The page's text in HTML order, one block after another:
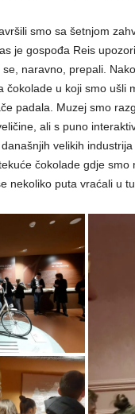
smo sa šetnjom
je gospođa Reis
naravno, prepali.
čokolade u koji smo ušli
padala. Muzej smo
ali s puno
velikih
čokolade gdje
nekoliko puta vraćali u tu